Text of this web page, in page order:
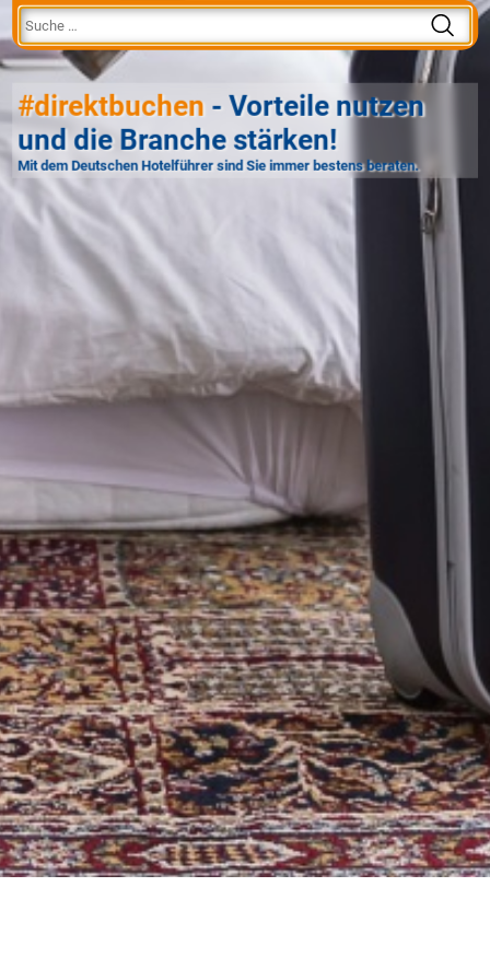
#direktbuchen - Vorteile nutzen
und die Branche stärken!
Mit dem Deutschen Hotelführer sind Sie immer bestens beraten.